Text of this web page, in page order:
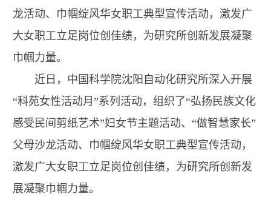
龙活动、巾帼绽风华女职工典型宣传活动，激发广
大女职工立足岗位创佳绩，为研究所创新发展凝聚
巾帼力量。
近日，中国科学院沈阳自动化研究所深入开展
“科苑女性活动月”系列活动，组织了“弘扬民族文化
感受民间剪纸艺术”妇女节主题活动、“做智慧家长”
父母沙龙活动、巾帼绽风华女职工典型宣传活动，
激发广大女职工立足岗位创佳绩，为研究所创新发
展凝聚巾帼力量。